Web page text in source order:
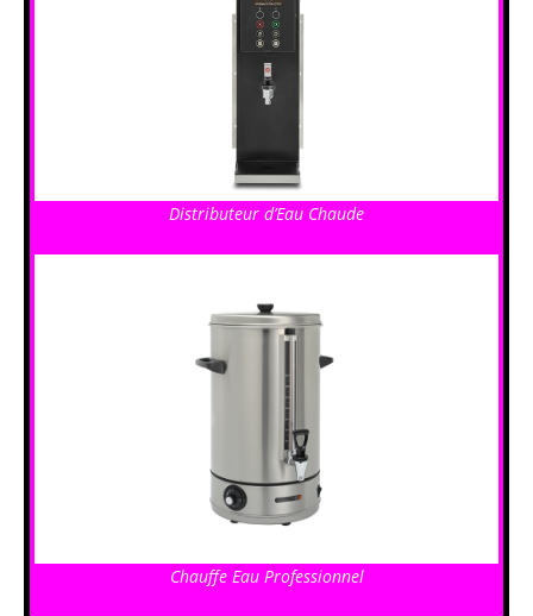
Distributeur d’Eau Chaude
Chauffe Eau Professionnel